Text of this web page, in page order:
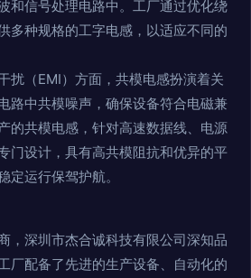
和信号处理电路中。工厂通过优化绕
多种规格的工字电感，以适应不同的
扰（EMI）方面，共模电感扮演着关
路中共模噪声，确保设备符合电磁兼
的共模电感，针对高速数据线、电源
门设计，具有高共模阻抗和优异的平
定运行保驾护航。
，深圳市杰合诚科技有限公司深知品
厂配备了先进的生产设备、自动化的